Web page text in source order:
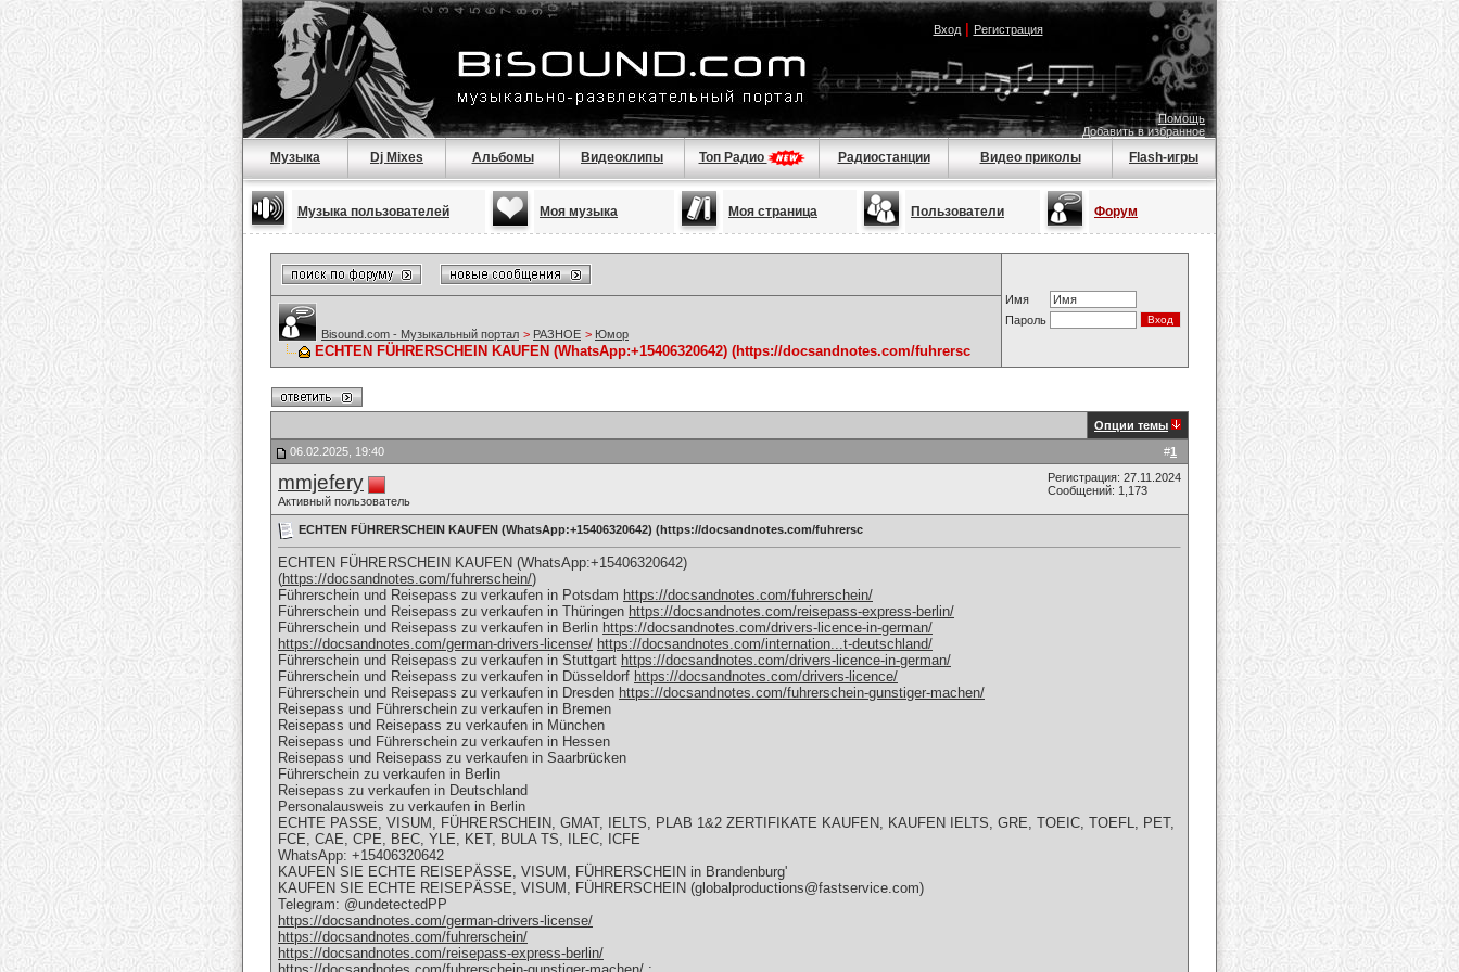
Вход| Регистрация
Помощь
Добавить в избранное
Музыка Dj Mixes Альбомы Видеоклипы Топ Радио Радиостанции Видео приколы Flash-игры
Музыка пользователей Моя музыка Моя страница Пользователи Форум
Имя
Пароль
Bisound.com - Музыкальный портал > РАЗНОЕ > Юмор
ECHTEN FÜHRERSCHEIN KAUFEN (WhatsApp:+15406320642) (https://docsandnotes.com/fuhrersc
Опции темы
#1
06.02.2025, 19:40
mmjefery
Активный пользователь
Регистрация: 27.11.2024
Сообщений: 1,173
ECHTEN FÜHRERSCHEIN KAUFEN (WhatsApp:+15406320642) (https://docsandnotes.com/fuhrersc
ECHTEN FÜHRERSCHEIN KAUFEN (WhatsApp:+15406320642)
(https://docsandnotes.com/fuhrerschein/)
Führerschein und Reisepass zu verkaufen in Potsdam https://docsandnotes.com/fuhrerschein/
Führerschein und Reisepass zu verkaufen in Thüringen https://docsandnotes.com/reisepass-express-berlin/
Führerschein und Reisepass zu verkaufen in Berlin https://docsandnotes.com/drivers-licence-in-german/
https://docsandnotes.com/german-drivers-license/ https://docsandnotes.com/internation...t-deutschland/
Führerschein und Reisepass zu verkaufen in Stuttgart https://docsandnotes.com/drivers-licence-in-german/
Führerschein und Reisepass zu verkaufen in Düsseldorf https://docsandnotes.com/drivers-licence/
Führerschein und Reisepass zu verkaufen in Dresden https://docsandnotes.com/fuhrerschein-gunstiger-machen/
Reisepass und Führerschein zu verkaufen in Bremen
Reisepass und Reisepass zu verkaufen in München
Reisepass und Führerschein zu verkaufen in Hessen
Reisepass und Reisepass zu verkaufen in Saarbrücken
Führerschein zu verkaufen in Berlin
Reisepass zu verkaufen in Deutschland
Personalausweis zu verkaufen in Berlin
ECHTE PASSE, VISUM, FÜHRERSCHEIN, GMAT, IELTS, PLAB 1&2 ZERTIFIKATE KAUFEN, KAUFEN IELTS, GRE, TOEIC, TOEFL, PET,
FCE, CAE, CPE, BEC, YLE, KET, BULA TS, ILEC, ICFE
WhatsApp: +15406320642
KAUFEN SIE ECHTE REISEPÄSSE, VISUM, FÜHRERSCHEIN in Brandenburg'
KAUFEN SIE ECHTE REISEPÄSSE, VISUM, FÜHRERSCHEIN (globalproductions@fastservice.com)
Telegram: @undetectedPP
https://docsandnotes.com/german-drivers-license/
https://docsandnotes.com/fuhrerschein/
https://docsandnotes.com/reisepass-express-berlin/